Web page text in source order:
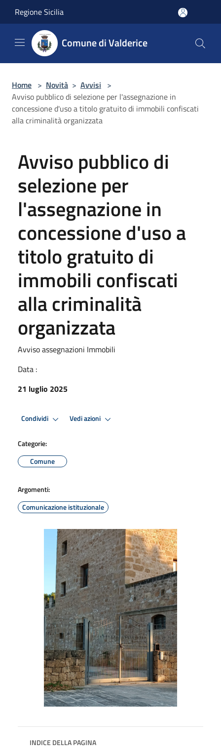
Regione Sicilia
Comune di Valderice
Home > Novità > Avvisi >
Avviso pubblico di selezione per l'assegnazione in
concessione d'uso a titolo gratuito di immobili confiscati
alla criminalità organizzata
Avviso pubblico di
selezione per
l'assegnazione in
concessione d'uso a
titolo gratuito di
immobili confiscati
alla criminalità
organizzata
Avviso assegnazioni Immobili
Data :
21 luglio 2025
Condividi Vedi azioni
Categorie:
Comune
Argomenti:
Comunicazione istituzionale
INDICE DELLA PAGINA